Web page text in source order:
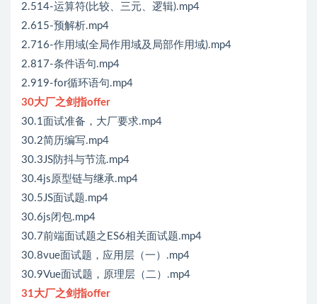
2.514-运算符(比较、三元、逻辑).mp4
2.615-预解析.mp4
2.716-作用域(全局作用域及局部作用域).mp4
2.817-条件语句.mp4
2.919-for循环语句.mp4
30大厂之剑指offer
30.1面试准备，大厂要求.mp4
30.2简历编写.mp4
30.3JS防抖与节流.mp4
30.4js原型链与继承.mp4
30.5JS面试题.mp4
30.6js闭包.mp4
30.7前端面试题之ES6相关面试题.mp4
30.8vue面试题，应用层（一）.mp4
30.9Vue面试题，原理层（二）.mp4
31大厂之剑指offer